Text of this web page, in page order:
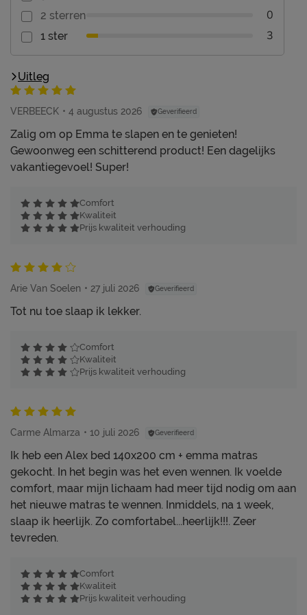
2 sterren 0
1 ster 3
Uitleg
VERBEECK 4 augustus 2026 Geverifieerd
Zalig om op Emma te slapen en te genieten!
Gewoonweg een schitterend product! Een dagelijks
vakantiegevoel! Super!
Comfort
Kwaliteit
Prijs kwaliteit verhouding
Arie Van Soelen 27 juli 2026 Geverifieerd
Tot nu toe slaap ik lekker.
Comfort
Kwaliteit
Prijs kwaliteit verhouding
Carme Almarza 10 juli 2026 Geverifieerd
Ik heb een Alex bed 140x200 cm + emma matras
gekocht. In het begin was het even wennen. Ik voelde
comfort, maar mijn lichaam had meer tijd nodig om aan
het nieuwe matras te wennen. Inmiddels, na 1 week,
slaap ik heerlijk. Zo comfortabel...heerlijk!!!. Zeer
tevreden.
Comfort
Kwaliteit
Prijs kwaliteit verhouding